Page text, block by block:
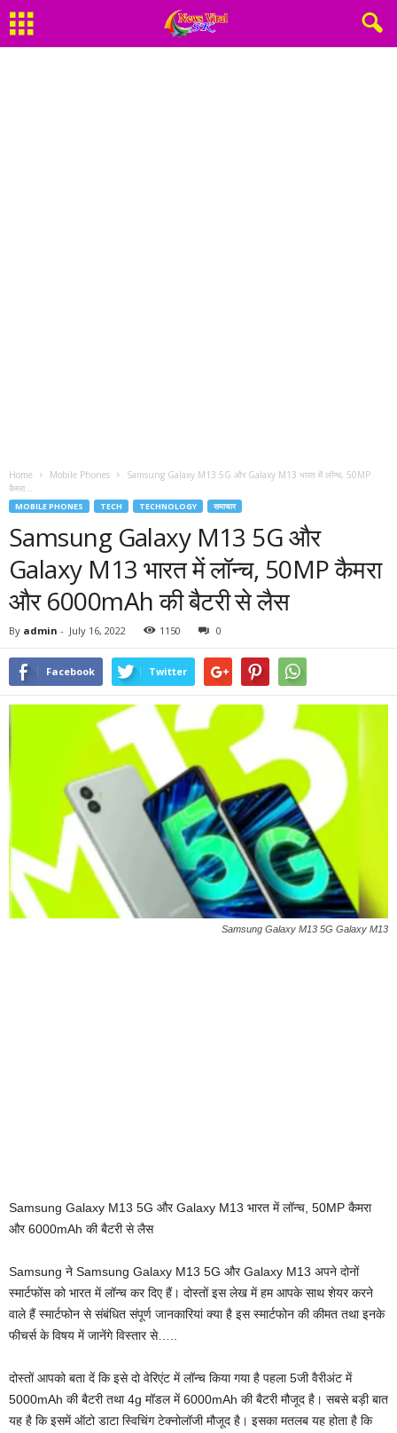
Home Mobile Phones
Samsung Galaxy M13 5G और Galaxy M13 भारत में लॉन्च, 50MP
कैमरा...
MOBILE PHONES TECH TECHNOLOGY समाचार
Samsung Galaxy M13 5G और
Galaxy M13 भारत में लॉन्च, 50MP कैमरा
और 6000mAh की बैटरी से लैस
By admin - July 16, 2022 1150 0
Facebook Twitter
Samsung Galaxy M13 5G Galaxy M13
Samsung Galaxy M13 5G और Galaxy M13 भारत में लॉन्च, 50MP कैमरा
और 6000mAh की बैटरी से लैस
Samsung ने Samsung Galaxy M13 5G और Galaxy M13 अपने दोनों
स्मार्टफोंस को भारत में लॉन्च कर दिए हैं। दोस्तों इस लेख में हम आपके साथ शेयर करने
वाले हैं स्मार्टफोन से संबंधित संपूर्ण जानकारियां क्या है इस स्मार्टफोन की कीमत तथा इनके
फीचर्स के विषय में जानेंगे विस्तार से…..
दोस्तों आपको बता दें कि इसे दो वेरिएंट में लॉन्च किया गया है पहला 5जी वैरीअंट में
5000mAh की बैटरी तथा 4g मॉडल में 6000mAh की बैटरी मौजूद है। सबसे बड़ी बात
यह है कि इसमें ऑटो डाटा स्विचिंग टेक्नोलॉजी मौजूद है। इसका मतलब यह होता है कि